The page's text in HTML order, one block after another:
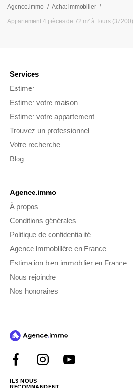
Agence.immo Achat immobilier
Appartement 4 pièces de 72 m² à Tours (37200)
Services
Estimer
Estimer votre maison
Estimer votre appartement
Trouvez un professionnel
Votre recherche
Blog
Agence.immo
À propos
Conditions générales
Politique de confidentialité
Agence immobilière en France
Estimation bien immobilier en France
Nous rejoindre
Nos honoraires
ILS NOUS
RECOMMANDENT